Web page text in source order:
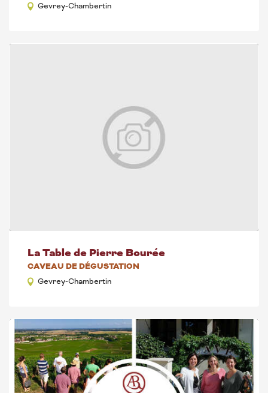
Gevrey-Chambertin
La Table de Pierre Bourée
CAVEAU DE DÉGUSTATION
Gevrey-Chambertin